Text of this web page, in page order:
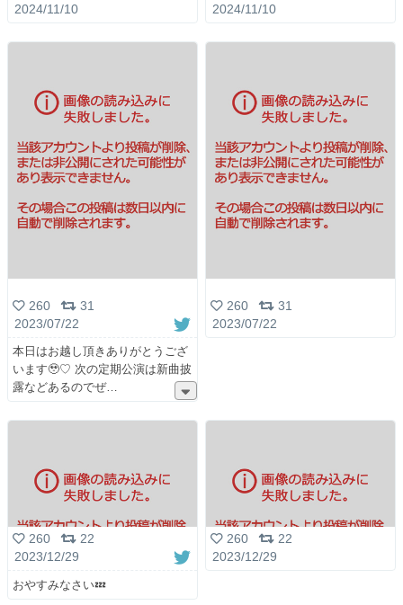
2024/11/10
2024/11/10
260
31
2023/07/22
本日はお越し頂きありがとうござ
います🥹♡ 次の定期公演は新曲披
露などあるのでぜ
260
31
2023/07/22
260
22
2023/12/29
おやすみなさい💤
260
22
2023/12/29